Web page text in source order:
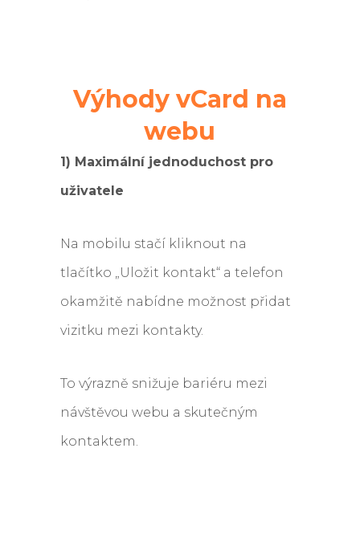
Výhody vCard na
webu
1) Maximální jednoduchost pro
uživatele
Na mobilu stačí kliknout na
tlačítko „Uložit kontakt“ a telefon
okamžitě nabídne možnost přidat
vizitku mezi kontakty.
To výrazně snižuje bariéru mezi
návštěvou webu a skutečným
kontaktem.